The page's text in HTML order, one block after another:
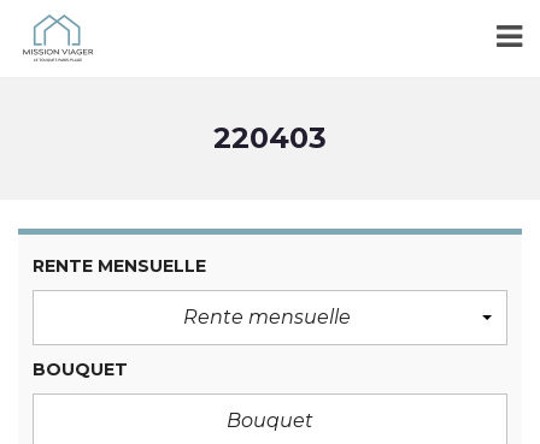
220403
RENTE MENSUELLE
Rente mensuelle
BOUQUET